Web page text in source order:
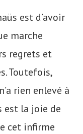
est d’avoir
marche
regrets et
Toutefois,
rien enlevé à
est la joie de
cet infirme